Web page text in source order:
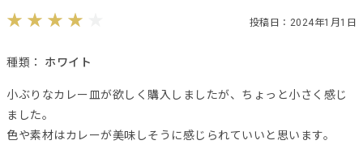
投稿日：2024年1月1日
種類： ホワイト
小ぶりなカレー皿が欲しく購入しましたが、ちょっと小さく感じ
ました。
色や素材はカレーが美味しそうに感じられていいと思います。